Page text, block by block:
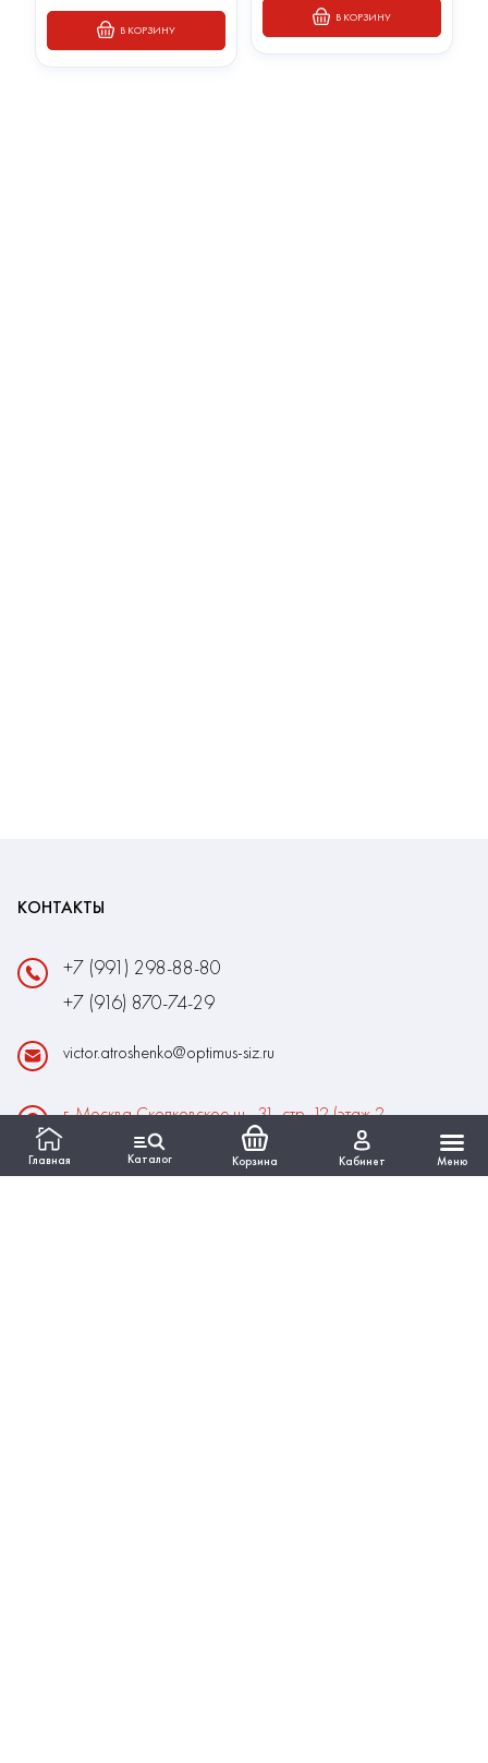
Главная Каталог Корзина Кабинет Меню
В КОРЗИНУ
В КОРЗИНУ
КОНТАКТЫ
+7 (991) 298-88-80
+7 (916) 870-74-29
victor.atroshenko@optimus-siz.ru
г. Москва Сколковское ш., 31, стр. 12 (этаж 2,
помещение 22)
Время работы: